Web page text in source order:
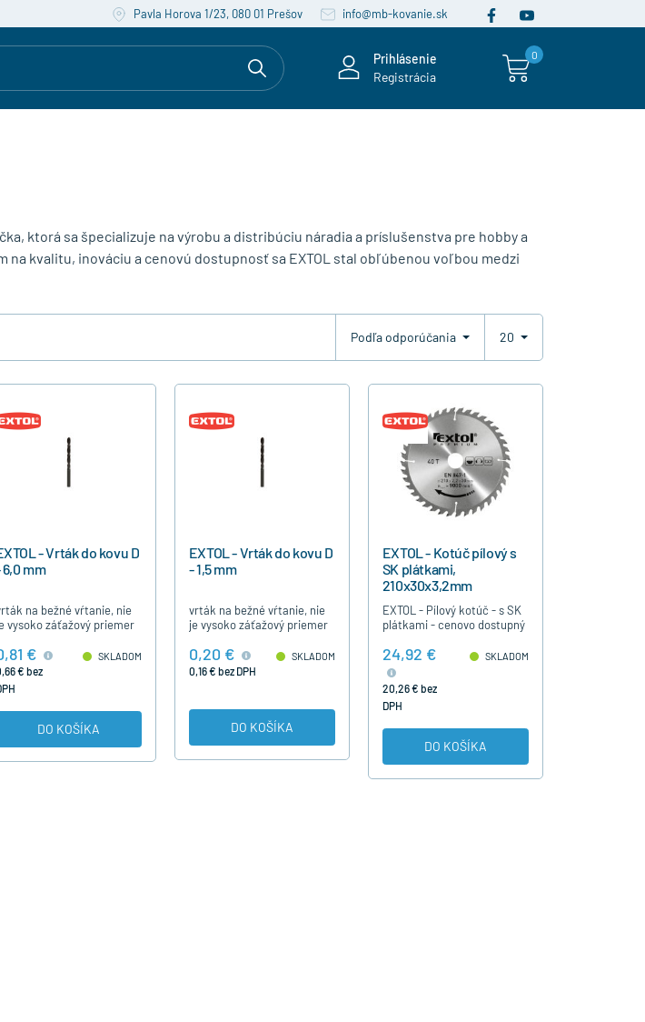
Pavla Horova 1/23, 080 01 Prešov info@mb-kovanie.sk
Prihlásenie
Registrácia
0
ktorá sa špecializuje na výrobu a distribúciu náradia a príslušenstva pre hobby a
na kvalitu, inováciu a cenovú dostupnosť sa EXTOL stal obľúbenou voľbou medzi
Podľa odporúčania 20
- Vrták do kovu D
6,0 mm
na bežné vŕtanie, nie
vysoko záťažový priemer
€
€ bez
SKLADOM
DO KOŠÍKA
EXTOL - Vrták do kovu D
- 1,5 mm
vrták na bežné vŕtanie, nie
je vysoko záťažový priemer
0,20 €
0,16 € bez DPH
SKLADOM
DO KOŠÍKA
EXTOL - Kotúč pílový s
SK plátkami,
210x30x3,2mm
EXTOL - Pílový kotúč - s SK
plátkami - cenovo dostupný
24,92 €
20,26 € bez
DPH
SKLADOM
DO KOŠÍKA